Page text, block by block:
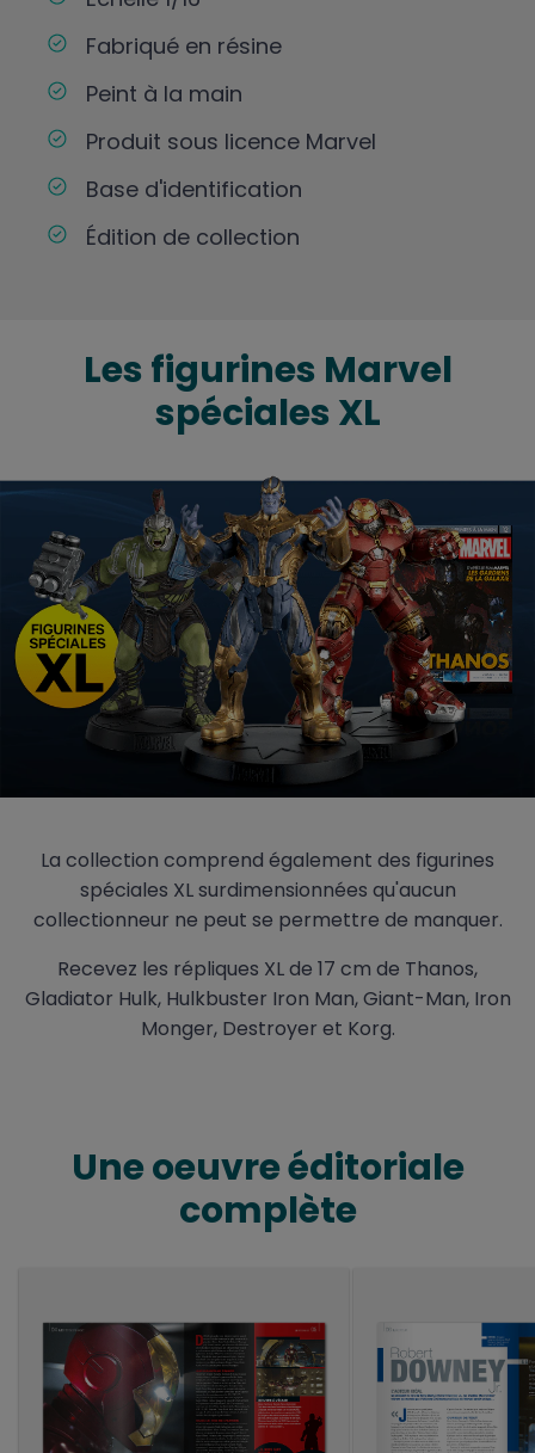
Fabriqué en résine
Peint à la main
Produit sous licence Marvel
Base d'identification
Édition de collection
Les figurines Marvel
spéciales XL
La collection comprend également des figurines
spéciales XL surdimensionnées qu'aucun
collectionneur ne peut se permettre de manquer.
Recevez les répliques XL de 17 cm de Thanos,
Gladiator Hulk, Hulkbuster Iron Man, Giant-Man, Iron
Monger, Destroyer et Korg.
Une oeuvre éditoriale
complète